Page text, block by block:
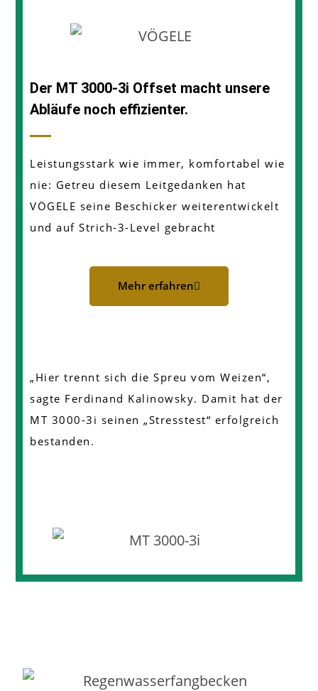
Der MT 3000-3i Offset macht unsere
Abläufe noch effizienter.
Leistungsstark wie immer, komfortabel wie
nie: Getreu diesem Leitgedanken hat
VÖGELE seine Beschicker weiterentwickelt
und auf Strich-3-Level gebracht
Mehr erfahren
„Hier trennt sich die Spreu vom Weizen“,
sagte Ferdinand Kalinowsky. Damit hat der
MT 3000-3i seinen „Stresstest“ erfolgreich
bestanden.